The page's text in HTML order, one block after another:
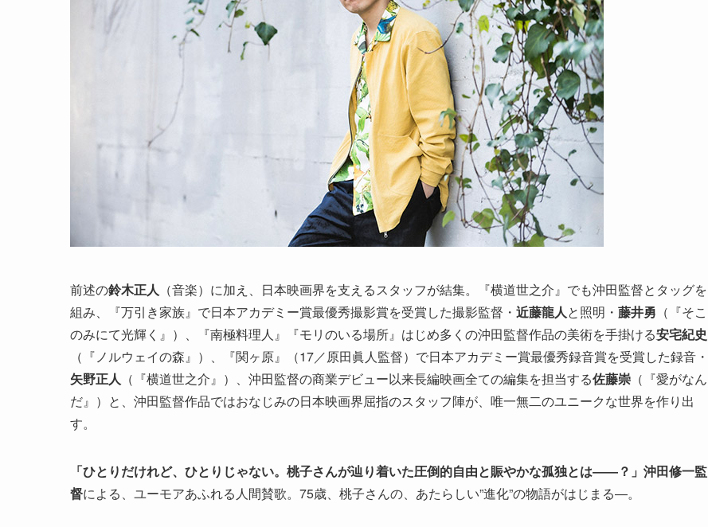
前述の鈴木正人 （音楽）に加え、日本映画界を支えるスタッフが結集。『横道世之介』でも沖田監督とタッグを
組み、『万引き家族』で日本アカデミー賞最優秀撮影賞を受賞した撮影監督・ 近藤龍人と照明・ 藤井勇 （『そこ
のみにて光輝く』）、『南極料理人』『モリのいる場所』はじめ多くの沖田監督作品の美術を手掛ける安宅紀史
（『ノルウェイの森』）、『関ヶ原』（17／原田眞人監督）で日本アカデミー賞最優秀録音賞を受賞した録音・
矢野正人 （『横道世之介』）、沖田監督の商業デビュー以来長編映画全ての編集を担当する佐藤崇 （『愛がなん
だ』）と、沖田監督作品ではおなじみの日本映画界屈指のスタッフ陣が、唯一無二のユニークな世界を作り出
す。
「ひとりだけれど、ひとりじゃない。桃子さんが辿り着いた圧倒的自由と賑やかな孤独とは――？」 沖田修一監
督による、ユーモアあふれる人間賛歌。75歳、桃子さんの、あたらしい”進化”の物語がはじまる―。